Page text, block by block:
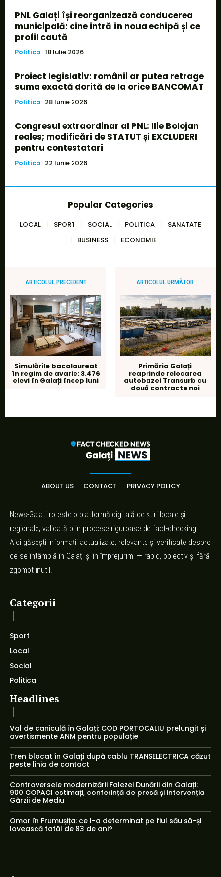
PNL Galați își reorganizează conducerea
municipală: cine intră în noua echipă și ce
profil caută
Politica 18 Iulie 2026
Proiect legislativ: românii ar putea retrage
suma exactă dorită de la orice BANCOMAT
Politica 28 Iunie 2026
Congresul extraordinar al PNL: Ilie Bolojan
reales; modificări de STATUT și EXCLUDERI
pentru contestatari
Politica 22 Iunie 2026
Popular Categories
LOCAL SPORT SOCIAL POLITICA
SANATATE
BUSINESS
ECONOMIE
ARTICOLUL PRECEDENT
Simulările bacalaureat
în regim de avarie: 3.476
elevi în Galați încep luni
ARTICOLUL URMĂTOR
Primăria Galați
reaprinde relocarea
autobazei Transurb cu
două contracte noi
ABOUT US CONTACT PRIVACY POLICY
News-Galati.ro este o platformă digitală de știri locale și
regionale, validată prin procese riguroase de fact-checking.
Aici găsești informații actualizate, relevante și verificate despre
ce se întâmplă în Galați și în împrejurimi — rapid, obiectiv și fără
zgomot inutil.
Categorii
Sport
Local
Social
Politica
Headlines
Val de caniculă în Galați: COD PORTOCALIU prelungit și
avertismente ANM pentru populație
Tren blocat în Galați după cablu TRANSELECTRICA căzut
peste linia de contact
Controversele modernizării Falezei Dunării din Galați:
900 COPACI estimați, conferință de presă și intervenția
Gărzii de Mediu
Omor în Frumușița: ce l-a determinat pe fiul său să-și
lovească tatăl de 83 de ani?